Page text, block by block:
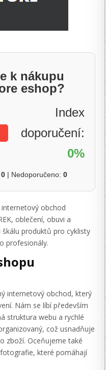
k nákupu
eshop?
Index
doporučení:
0%
0 | Nedoporučeno:0
obchod
oblečení, obuvi a
produktů pro cyklisty
profesionály.
internetový obchod, který
Nám se líbí především
struktura webu a rychlé
což usnadňuje
zboží. Oceňujeme také
které pomáhají